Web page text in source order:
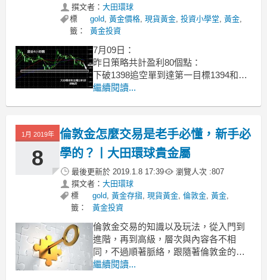
撰文者： 大田環球
標
籤：
gold,黃金價格,現貨黃金,投資小學堂,黃金,
黃金投資
7月09日：
昨日策略共計盈利80個點：
下破1398追空單到達第一目標1394和第
二目標1390附近，盈利80個點。
發拉升，並且一度回到了1405位置附
近，眼看短期趨勢偏反彈的情況下，美
盤卻再次受壓回落，淩晨時
繼續閱讀...
1月 2019年
8
倫敦金怎麼交易是老手必懂，新手必
學的？丨大田環球貴金屬
最後更新於 2019.1.8 17:39 瀏覽人次 :807
撰文者： 大田環球
標
籤：
gold,黃金存摺,現貨黃金,倫敦金,黃金,
黃金投資
倫敦金交易的知識以及玩法，從入門到
進階，再到高級，層次與內容各不相
同，不過順著脈絡，跟隨著倫敦金的交
易規律，加上認真學習與鑽研的態度，
繼續閱讀...